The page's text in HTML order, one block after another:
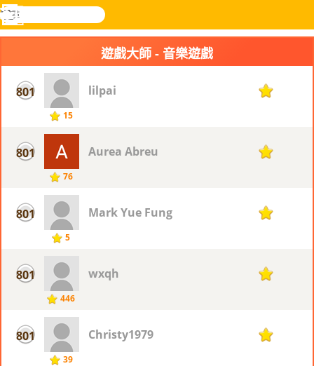
樂和遊
搜
尋
登入
功
遊戲大師 - 音樂遊戲
801
15
lilpai 1
801
76
Aurea Abreu 1
801
5
Mark Yue Fung 1
801
446
wxqh 1
801
39
Christy1979 1